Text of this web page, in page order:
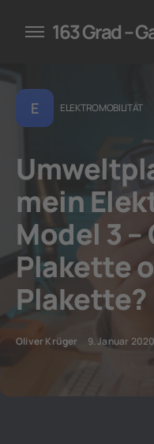
für
163 Grad –
E ELEKTROMOBILITÄT
mein
Model 3 –
Plakette
Plakette?
Oliver Krüger 9. Januar 2020